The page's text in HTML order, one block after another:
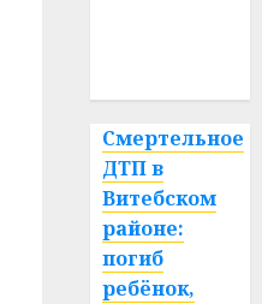
Смертельное
ДТП в
Витебском
районе:
погиб
ребёнок,